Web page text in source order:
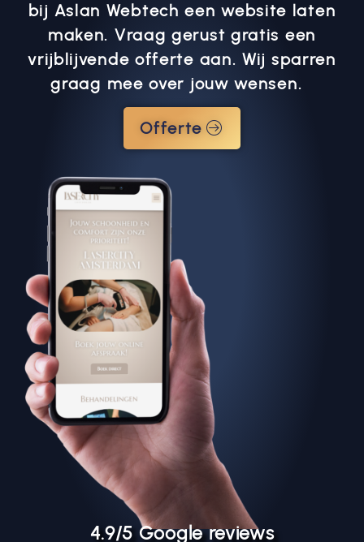
4.9/5 Google reviews
bij Aslan Webtech een website laten
maken. Vraag gerust gratis een
vrijblijvende offerte aan. Wij sparren
graag mee over jouw wensen.
Offerte